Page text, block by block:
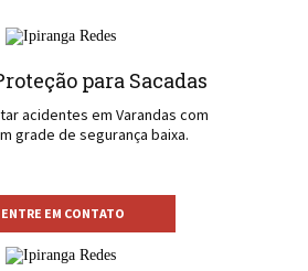
para Sacadas
acidentes em Varandas com
grade de segurança baixa.
ENTRE EM CONTATO